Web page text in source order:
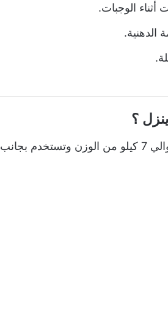
الوجبات.
الدهنية.
؟
عند تناولك لحبوب شيتوكال تستطيع خلال شهر واحد فقدان حوالي 7 كيلو من الوزن وتستخدم بجانب